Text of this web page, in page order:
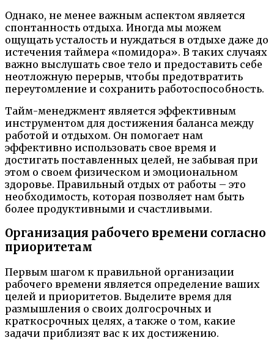
Однако, не менее важным аспектом является
спонтанность отдыха. Иногда мы можем
ощущать усталость и нуждаться в отдыхе даже до
истечения таймера «помидора». В таких случаях
важно выслушать свое тело и предоставить себе
неотложную перерыв, чтобы предотвратить
переутомление и сохранить работоспособность.
Тайм-менеджмент является эффективным
инструментом для достижения баланса между
работой и отдыхом. Он помогает нам
эффективно использовать свое время и
достигать поставленных целей, не забывая при
этом о своем физическом и эмоциональном
здоровье. Правильный отдых от работы – это
необходимость, которая позволяет нам быть
более продуктивными и счастливыми.
Организация рабочего времени согласно
приоритетам
Первым шагом к правильной организации
рабочего времени является определение ваших
целей и приоритетов. Выделите время для
размышления о своих долгосрочных и
краткосрочных целях, а также о том, какие
задачи приблизят вас к их достижению.